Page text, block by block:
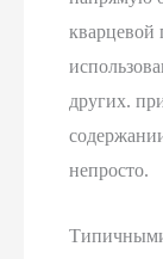
кварцевой
других.
непросто.